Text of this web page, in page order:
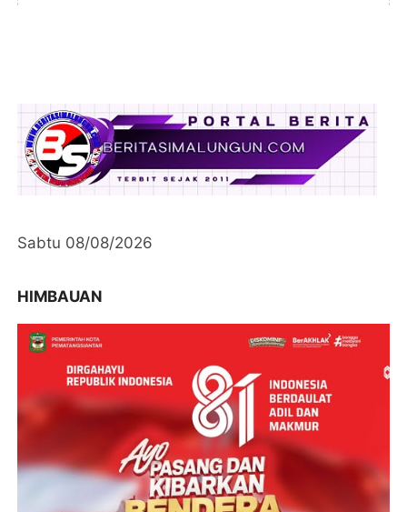
Sabtu 08/08/2026
HIMBAUAN